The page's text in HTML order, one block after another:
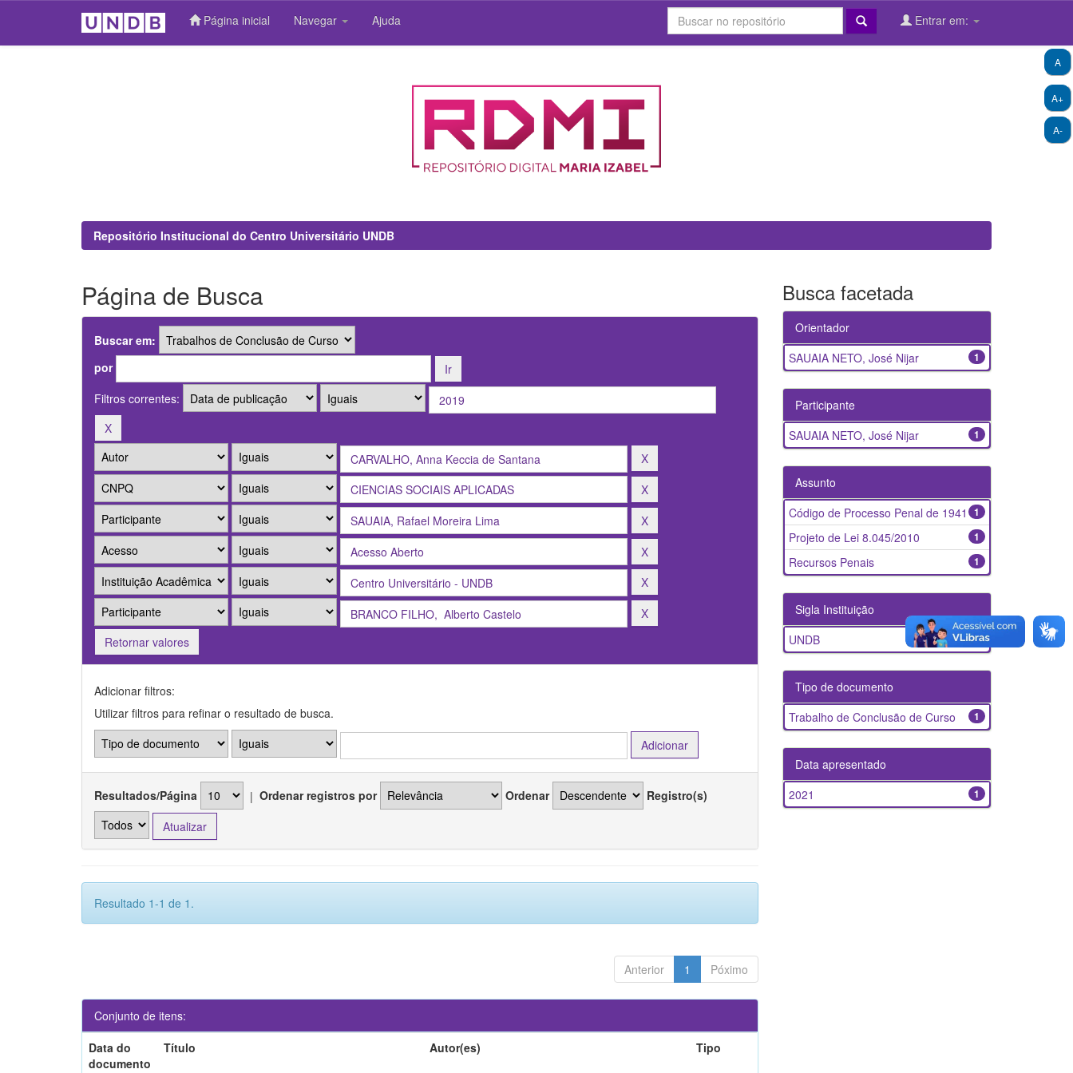
Página inicial Navegar Ajuda Entrar em:
A+
A-
A
Repositório Institucional do Centro Universitário UNDB
Página de Busca
Buscar em:
por
Filtros correntes:
Retornar valores
Adicionar filtros:
Utilizar filtros para refinar o resultado de busca.
Resultados/Página | Ordenar registros por Ordenar Registro(s)
Resultado 1-1 de 1.
Anterior 1 Póximo
Conjunto de itens:
Data do
documento
Título Autor(es) Tipo
Busca facetada
Orientador
1
SAUAIA NETO, José Nijar
Participante
1
SAUAIA NETO, José Nijar
Assunto
1
Código de Processo Penal de 1941
1
Projeto de Lei 8.045/2010
1
Recursos Penais
Sigla Instituição
1
UNDB
Tipo de documento
1
Trabalho de Conclusão de Curso
Data apresentado
1
2021